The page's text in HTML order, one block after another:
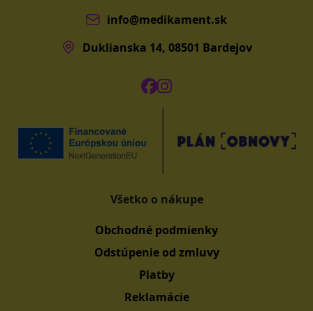
info@medikament.sk
Duklianska 14, 08501 Bardejov
Všetko o nákupe
Obchodné podmienky
Odstúpenie od zmluvy
Platby
Reklamácie